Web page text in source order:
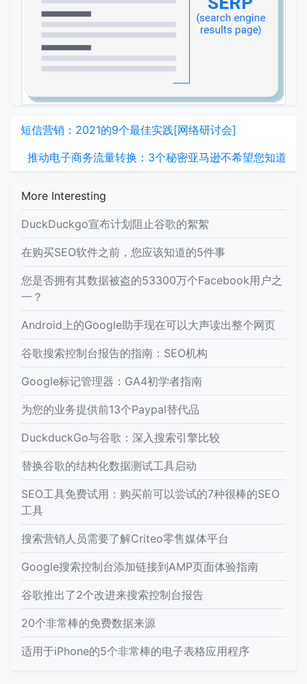
短信营销：2021的9个最佳实践[网络研讨会]
推动电子商务流量转换：3个秘密亚马逊不希望您知道
More Interesting
DuckDuckgo宣布计划阻止谷歌的絮絮
在购买SEO软件之前，您应该知道的5件事
您是否拥有其数据被盗的53300万个Facebook用户之
一？
Android上的Google助手现在可以大声读出整个网页
谷歌搜索控制台报告的指南：SEO机构
Google标记管理器：GA4初学者指南
为您的业务提供前13个Paypal替代品
DuckduckGo与谷歌：深入搜索引擎比较
替换谷歌的结构化数据测试工具启动
SEO工具免费试用：购买前可以尝试的7种很棒的SEO
工具
搜索营销人员需要了解Criteo零售媒体平台
Google搜索控制台添加链接到AMP页面体验指南
谷歌推出了2个改进来搜索控制台报告
20个非常棒的免费数据来源
适用于iPhone的5个非常棒的电子表格应用程序